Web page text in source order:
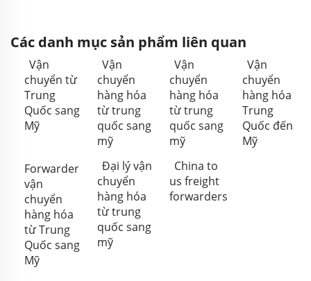
Các danh mục sản phẩm liên quan
Vận
chuyển từ
Trung
Quốc sang
Mỹ
Vận
chuyển
hàng hóa
từ trung
quốc sang
mỹ
Vận
chuyển
hàng hóa
từ trung
quốc sang
mỹ
Vận
chuyển
hàng hóa
Trung
Quốc đến
Mỹ
Forwarder
vận
chuyển
hàng hóa
từ Trung
Quốc sang
Mỹ
Đại lý vận
chuyển
hàng hóa
từ trung
quốc sang
mỹ
China to
us freight
forwarders